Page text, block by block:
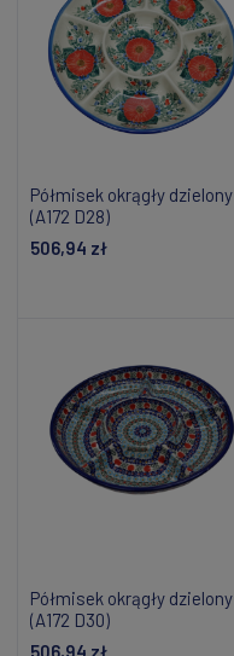
Półmisek okrągły dzielony
(A172 D28)
506,94 zł
Półmisek okrągły dzielony
(A172 D30)
506,94 zł